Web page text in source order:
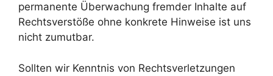
permanente Überwachung fremder Inhalte auf
Rechtsverstöße ohne konkrete Hinweise ist uns
nicht zumutbar.
Sollten wir Kenntnis von Rechtsverletzungen